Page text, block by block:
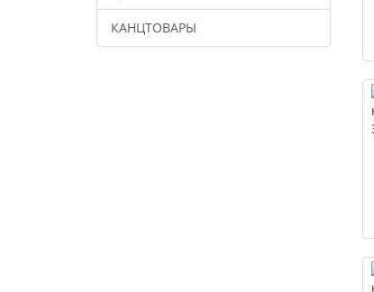
КАНЦТОВАРЫ